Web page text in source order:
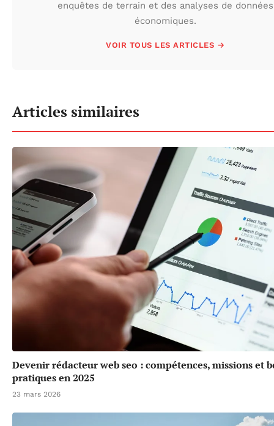
enquêtes de terrain et des analyses de données
économiques.
VOIR TOUS LES ARTICLES →
Articles similaires
Devenir rédacteur web seo : compétences, missions et
pratiques en 2025
23 mars 2026